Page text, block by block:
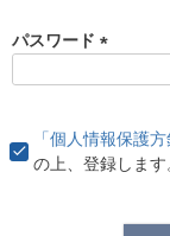
パスワード
)
「個人情報保護
の上、登録しま